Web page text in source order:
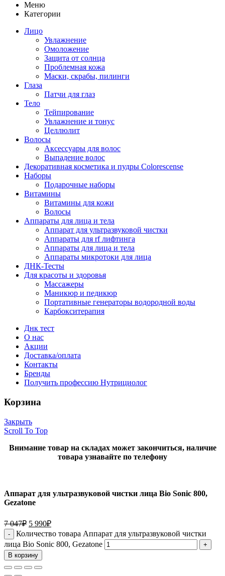
Меню
Категории
Лицо
Увлажнение
Омоложение
Защита от солнца
Проблемная кожа
Маски, скрабы, пилинги
Глаза
Патчи для глаз
Тело
Тейпирование
Увлажнение и тонус
Целлюлит
Волосы
Аксессуары для волос
Выпадение волос
Декоративная косметика и пудры Colorescense
Наборы
Подарочные наборы
Витамины
Витамины для кожи
Волосы
Аппараты для лица и тела
Аппарат для ультразвуковой чистки
Аппараты для rf лифтинга
Аппараты для лица и тела
Аппараты микротоки для лица
ДНК-Тесты
Для красоты и здоровья
Массажеры
Маникюр и педикюр
Портативные генераторы водородной воды
Карбокситерапия
Днк тест
О нас
Акции
Доставка/оплата
Контакты
Бренды
Получить профессию Нутрициолог
Корзина
Закрыть
Scroll To Top
Внимание товар на складах может закончиться, наличие
товара узнавайте по телефону
Аппарат для ультразвуковой чистки лица Bio Sonic 800,
Gezatone
7 047₽ 5 990₽
Количество товара Аппарат для ультразвуковой чистки
лица Bio Sonic 800, Gezatone
В корзину